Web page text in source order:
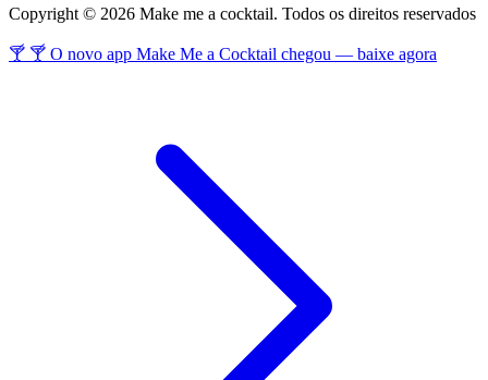
Copyright © 2026 Make me a cocktail. Todos os direitos reservados
🍸 🍸 O novo app Make Me a Cocktail chegou — baixe agora